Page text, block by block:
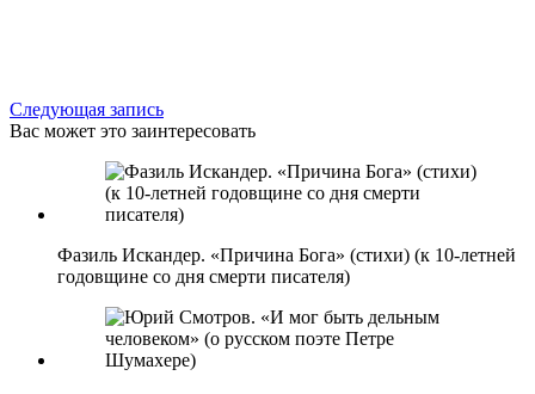
Следующая запись
Вас может это заинтересовать
Фазиль Искандер. «Причина Бога» (стихи) (к 10-летней
годовщине со дня смерти писателя)